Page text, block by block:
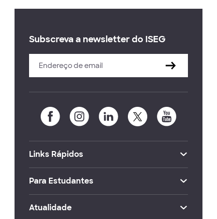
Subscreva a newsletter do ISEG
Links Rápidos
Para Estudantes
Atualidade